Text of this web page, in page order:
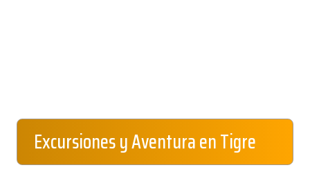
Excursiones y Aventura en Tigre